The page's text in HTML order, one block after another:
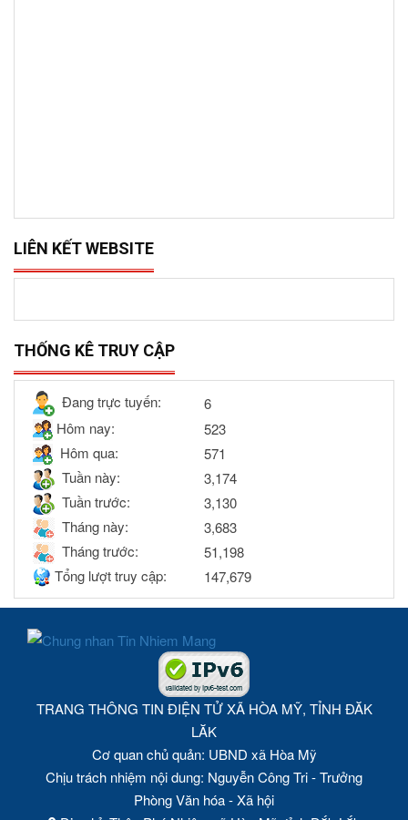
LIÊN KẾT WEBSITE
THỐNG KÊ TRUY CẬP
Đang trực tuyến:
6
Hôm nay:
523
Hôm qua:
571
Tuần này:
3,174
Tuần trước:
3,130
Tháng này:
3,683
Tháng trước:
51,198
Tổng lượt truy cập:
147,679
TRANG THÔNG TIN ĐIỆN TỬ XÃ HÒA MỸ, TỈNH ĐĂK
LĂK
Cơ quan chủ quản: UBND xã Hòa Mỹ
Chịu trách nhiệm nội dung: Nguyễn Công Tri - Trưởng
Phòng Văn hóa - Xã hội